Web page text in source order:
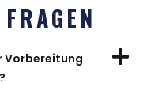
Vorbereitung